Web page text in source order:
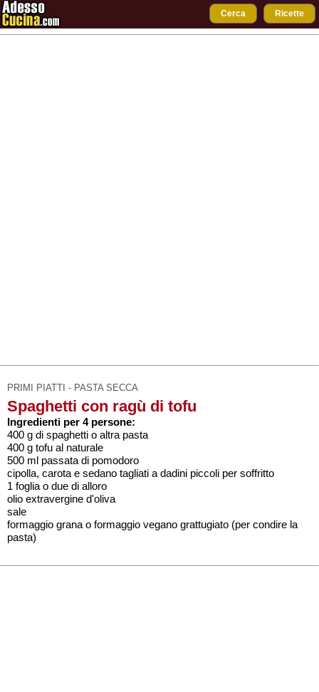
Cerca Ricette
PRIMI PIATTI - PASTA SECCA
Spaghetti con ragù di tofu
Ingredienti per 4 persone:
400 g di spaghetti o altra pasta
400 g tofu al naturale
500 ml passata di pomodoro
cipolla, carota e sedano tagliati a dadini piccoli per soffritto
1 foglia o due di alloro
olio extravergine d'oliva
sale
formaggio grana o formaggio vegano grattugiato (per condire la
pasta)